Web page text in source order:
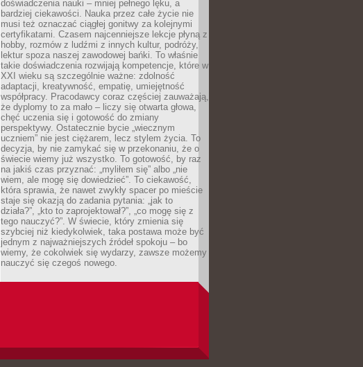
doświadczenia nauki – mniej pełnego lęku, a
bardziej ciekawości. Nauka przez całe życie nie
musi też oznaczać ciągłej gonitwy za kolejnymi
certyfikatami. Czasem najcenniejsze lekcje płyną z
hobby, rozmów z ludźmi z innych kultur, podróży,
lektur spoza naszej zawodowej bańki. To właśnie
takie doświadczenia rozwijają kompetencje, które w
XXI wieku są szczególnie ważne: zdolność
adaptacji, kreatywność, empatię, umiejętność
współpracy. Pracodawcy coraz częściej zauważają,
że dyplomy to za mało – liczy się otwarta głowa,
chęć uczenia się i gotowość do zmiany
perspektywy. Ostatecznie bycie „wiecznym
uczniem” nie jest ciężarem, lecz stylem życia. To
decyzja, by nie zamykać się w przekonaniu, że o
świecie wiemy już wszystko. To gotowość, by raz
na jakiś czas przyznać: „myliłem się” albo „nie
wiem, ale mogę się dowiedzieć”. To ciekawość,
która sprawia, że nawet zwykły spacer po mieście
staje się okazją do zadania pytania: „jak to
działa?”, „kto to zaprojektował?”, „co mogę się z
tego nauczyć?”. W świecie, który zmienia się
szybciej niż kiedykolwiek, taka postawa może być
jednym z najważniejszych źródeł spokoju – bo
wiemy, że cokolwiek się wydarzy, zawsze możemy
nauczyć się czegoś nowego.